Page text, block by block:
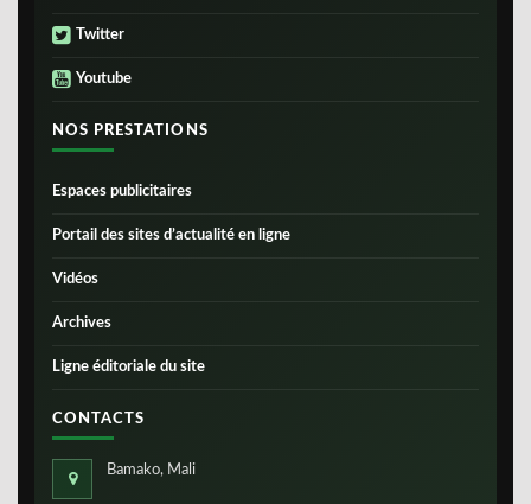
Twitter
Youtube
NOS PRESTATIONS
Espaces publicitaires
Portail des sites d’actualité en ligne
Vidéos
Archives
Ligne éditoriale du site
CONTACTS
Bamako, Mali